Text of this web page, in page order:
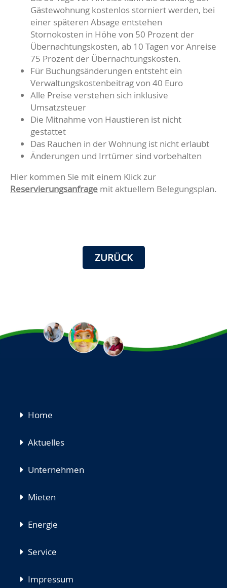
Gästewohnung kostenlos storniert werden, bei
einer späteren Absage entstehen
Stornokosten in Höhe von 50 Prozent der
Übernachtungskosten, ab 10 Tagen vor Anreise
75 Prozent der Übernachtungskosten.
Für Buchungsänderungen entsteht ein
Verwaltungskostenbeitrag von 40 Euro
Alle Preise verstehen sich inklusive
Umsatzsteuer
Die Mitnahme von Haustieren ist nicht
gestattet
Das Rauchen in der Wohnung ist nicht erlaubt
Änderungen und Irrtümer sind vorbehalten
Hier kommen Sie mit einem Klick zur
Reservierungsanfrage mit aktuellem Belegungsplan.
ZURÜCK
Navigation
Home
Aktuelles
Unternehmen
Mieten
Energie
Service
Impressum